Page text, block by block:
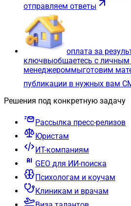
отправляем ответы
оплата за
ключвыобщаетесь с личным
менеджероммыготовим
публикации в нужных вам
Решения под конкретную задачу
Рассылка пресс-релизов
Юристам
ИТ-компаниям
GEO для ИИ-поиска
Психологам и коучам
Клиникам и врачам